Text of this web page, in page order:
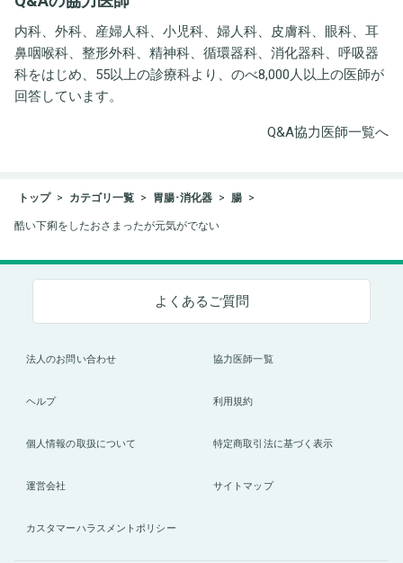
内科、外科、産婦人科、小児科、婦人科、皮膚科、眼科、耳
鼻咽喉科、整形外科、精神科、循環器科、消化器科、呼吸器
科をはじめ、55以上の診療科より、のべ8,000人以上の医師が
回答しています。
Q&A協力医師一覧へ
トップ カテゴリ一覧 胃腸･消化器 腸
酷い下痢をしたおさまったが元気がでない
よくあるご質問
法人のお問い合わせ 協力医師一覧
ヘルプ 利用規約
個人情報の取扱について 特定商取引法に基づく表示
運営会社 サイトマップ
カスタマーハラスメントポリシー